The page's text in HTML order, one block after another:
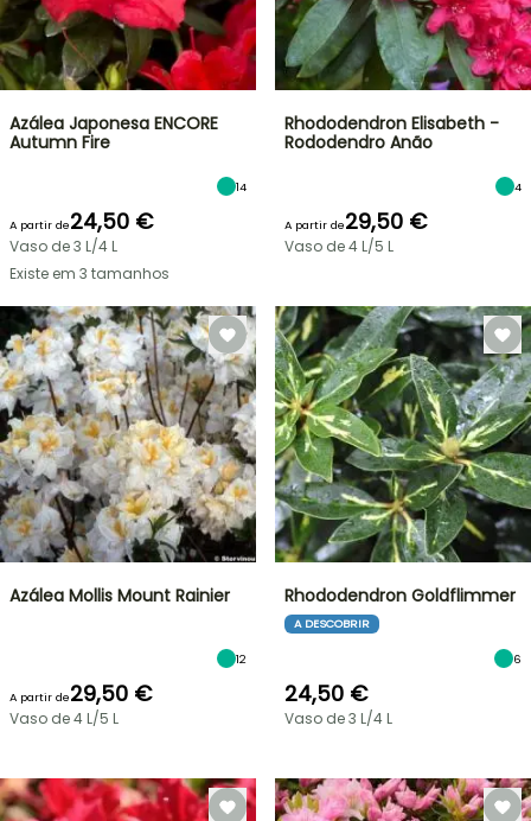
Azálea Japonesa ENCORE
Autumn Fire
14
A partir de24,50 €
Vaso de 3 L/4 L
Existe em 3 tamanhos
Rhododendron Elisabeth -
Rododendro Anão
4
A partir de29,50 €
Vaso de 4 L/5 L
Azálea Mollis Mount Rainier
12
A partir de29,50 €
Vaso de 4 L/5 L
Rhododendron Goldflimmer
A DESCOBRIR
6
24,50 €
Vaso de 3 L/4 L